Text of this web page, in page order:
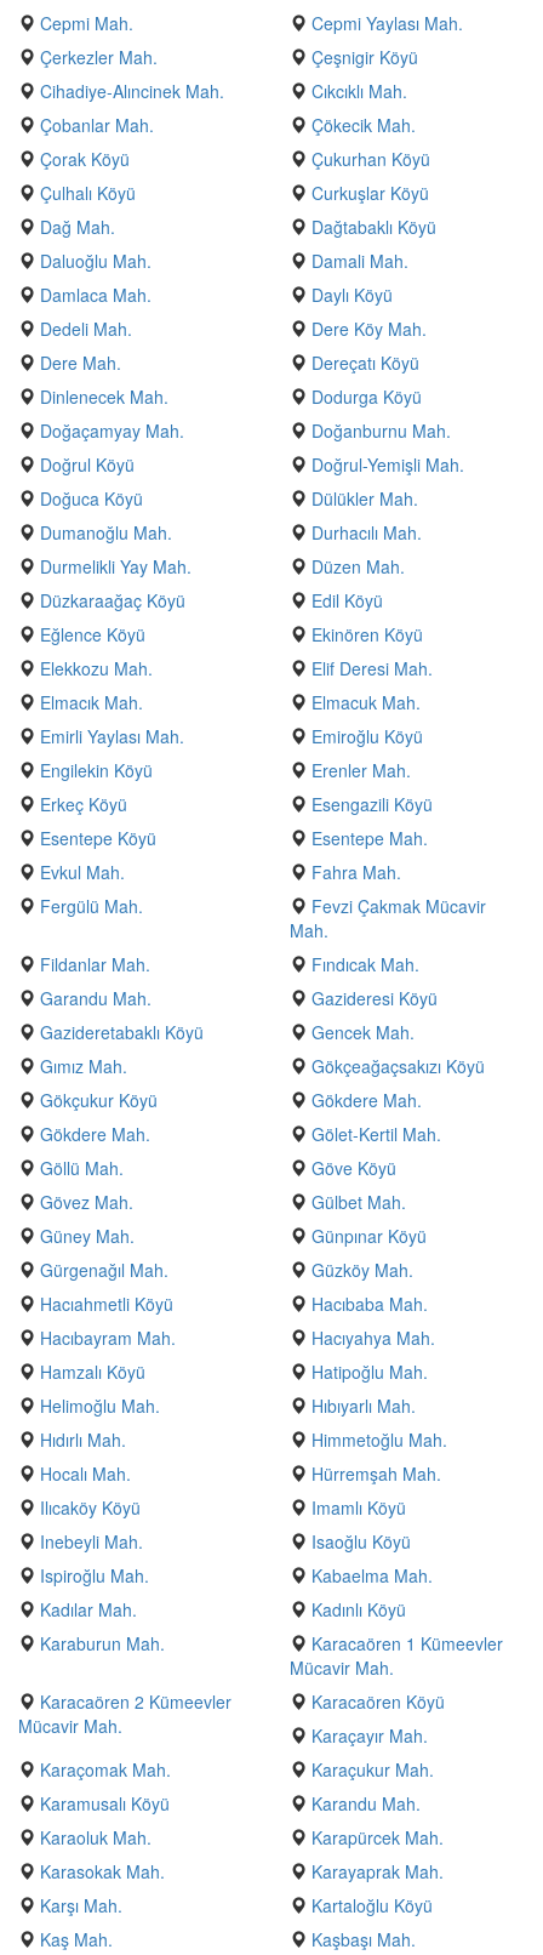
Cepmi Mah.
Cepmi Yaylası Mah.
Çerkezler Mah.
Çeşnigir Köyü
Cihadiye-Alıncinek Mah.
Cıkcıklı Mah.
Çobanlar Mah.
Çökecik Mah.
Çorak Köyü
Çukurhan Köyü
Çulhalı Köyü
Curkuşlar Köyü
Dağ Mah.
Dağtabaklı Köyü
Daluoğlu Mah.
Damali Mah.
Damlaca Mah.
Daylı Köyü
Dedeli Mah.
Dere Köy Mah.
Dere Mah.
Dereçatı Köyü
Dinlenecek Mah.
Dodurga Köyü
Doğaçamyay Mah.
Doğanburnu Mah.
Doğrul Köyü
Doğrul-Yemişli Mah.
Doğuca Köyü
Dülükler Mah.
Dumanoğlu Mah.
Durhacılı Mah.
Durmelikli Yay Mah.
Düzen Mah.
Düzkaraağaç Köyü
Edil Köyü
Eğlence Köyü
Ekinören Köyü
Elekkozu Mah.
Elif Deresi Mah.
Elmacık Mah.
Elmacuk Mah.
Emirli Yaylası Mah.
Emiroğlu Köyü
Engilekin Köyü
Erenler Mah.
Erkeç Köyü
Esengazili Köyü
Esentepe Köyü
Esentepe Mah.
Evkul Mah.
Fahra Mah.
Fergülü Mah.
Fevzi Çakmak Mücavir
Mah.
Fildanlar Mah.
Fındıcak Mah.
Garandu Mah.
Gazideresi Köyü
Gazideretabaklı Köyü
Gencek Mah.
Gımız Mah.
Gökçeağaçsakızı Köyü
Gökçukur Köyü
Gökdere Mah.
Gökdere Mah.
Gölet-Kertil Mah.
Göllü Mah.
Göve Köyü
Gövez Mah.
Gülbet Mah.
Güney Mah.
Günpınar Köyü
Gürgenağıl Mah.
Güzköy Mah.
Hacıahmetli Köyü
Hacıbaba Mah.
Hacıbayram Mah.
Hacıyahya Mah.
Hamzalı Köyü
Hatipoğlu Mah.
Helimoğlu Mah.
Hıbıyarlı Mah.
Hıdırlı Mah.
Himmetoğlu Mah.
Hocalı Mah.
Hürremşah Mah.
Ilıcaköy Köyü
Imamlı Köyü
Inebeyli Mah.
Isaoğlu Köyü
Ispiroğlu Mah.
Kabaelma Mah.
Kadılar Mah.
Kadınlı Köyü
Karaburun Mah.
Karacaören 1 Kümeevler
Mücavir Mah.
Karacaören 2 Kümeevler
Mücavir Mah.
Karacaören Köyü
Karaçayır Mah.
Karaçomak Mah.
Karaçukur Mah.
Karamusalı Köyü
Karandu Mah.
Karaoluk Mah.
Karapürcek Mah.
Karasokak Mah.
Karayaprak Mah.
Karşı Mah.
Kartaloğlu Köyü
Kaş Mah.
Kaşbaşı Mah.